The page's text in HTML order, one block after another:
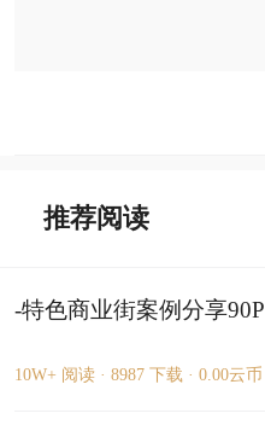
推荐阅读
-特色商业街案例分享90P
10W+ 阅读 · 8987 下载 · 0.00云币